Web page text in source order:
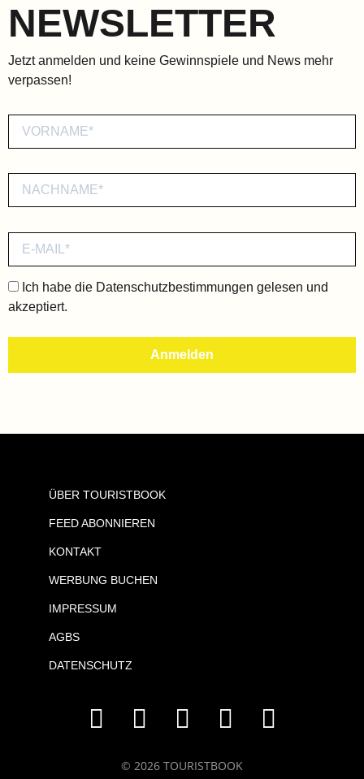
NEWSLETTER
Jetzt anmelden und keine Gewinnspiele und News mehr
verpassen!
Ich habe die Datenschutzbestimmungen gelesen und
akzeptiert.
ÜBER TOURISTBOOK
FEED ABONNIEREN
KONTAKT
WERBUNG BUCHEN
IMPRESSUM
AGBS
DATENSCHUTZ
© 2026 TOURISTBOOK